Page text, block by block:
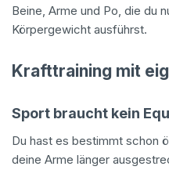
Beine, Arme und Po, die du
Körpergewicht ausführst.
Krafttraining mit
Sport braucht kein
Du hast es bestimmt schon
deine Arme länger